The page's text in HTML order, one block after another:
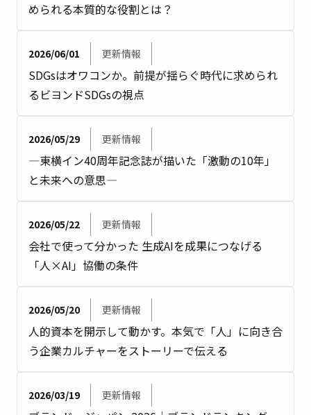
められる本質的な役割とは？
2026/06/01 更新情報
SDGsはオワコンか。前提が揺らぐ時代に求められ
るビヨンドSDGsの視点
2026/05/29 更新情報
―東横イン40周年記念誌が描いた「激動の10年」
と未来への意思―
2026/05/22 更新情報
会社で使って分かった 生成AIを成果につなげる
「人×AI」協働の条件
2026/05/20 更新情報
人的資本を開示して動かす。本気で「人」に向き合
う企業カルチャーをストーリーで伝える
2026/03/19 更新情報